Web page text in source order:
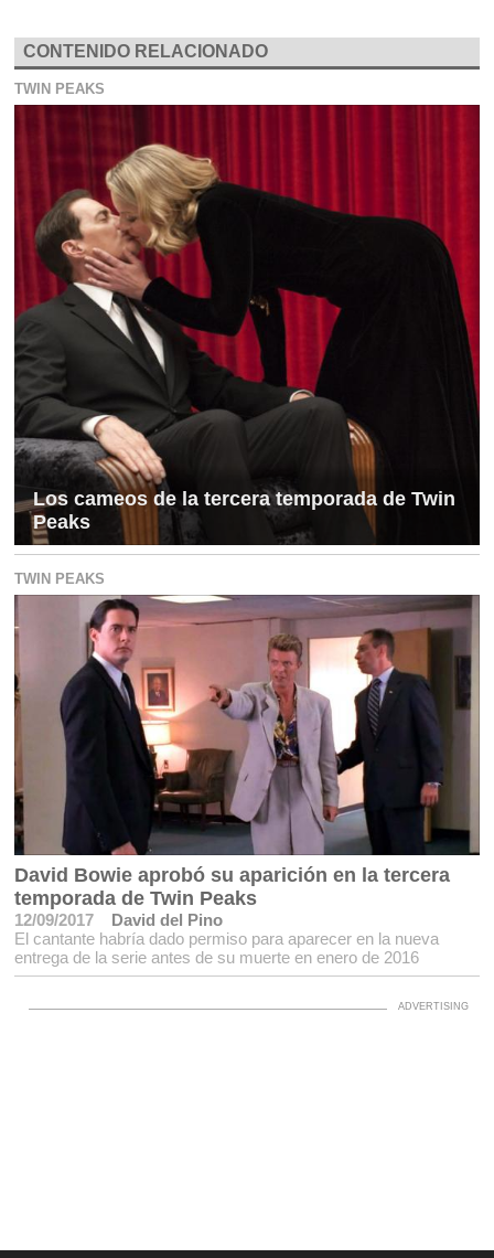
CONTENIDO RELACIONADO
TWIN PEAKS
Los cameos de la tercera temporada de Twin
Peaks
TWIN PEAKS
David Bowie aprobó su aparición en la tercera
temporada de Twin Peaks
12/09/2017
David del Pino
El cantante habría dado permiso para aparecer en la nueva
entrega de la serie antes de su muerte en enero de 2016